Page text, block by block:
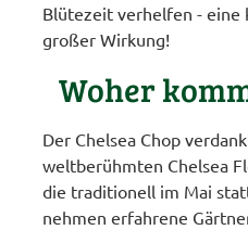
Blütezeit verhelfen - eine
großer Wirkung!
Woher
Der Chelsea Chop
weltberühmten Chelsea
die traditionell im Mai
nehmen erfahrene